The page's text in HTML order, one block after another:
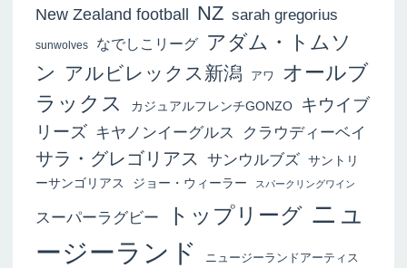
New Zealand football NZ sarah gregorius
sunwolves なでしこリーグ
アダム・トムソ
ン
アルビレックス新潟 アワ
オールブ
ラックス
カジュアルフレンチGONZO
キウイブ
リーズ キヤノンイーグルス クラウディーベイ
サラ・グレゴリアス サンウルブズ サントリ
ーサンゴリアス
ジョー・ウィーラー スパークリングワイン
スーパーラグビー トップリーグ ニュ
ージーランド
ニュージーランドアーティス